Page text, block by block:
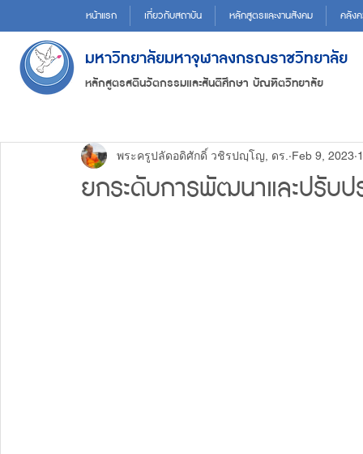
หน้าแรก เกี่ยวกับสถาบัน หลักสูตรและงานสังคม คลัง
มหาวิทยาลัยมหาจุฬาลงกรณราชวิทยาลัย
หลักสูตรสตินวัตกรรมและสันติศึกษา บัณฑิตวิทยาลัย
ยกระดับการพัฒนาและปรับ
พระครูปลัดอดิศักดิ์ วชิรปญฺโญ, ดร. Feb 9, 2023